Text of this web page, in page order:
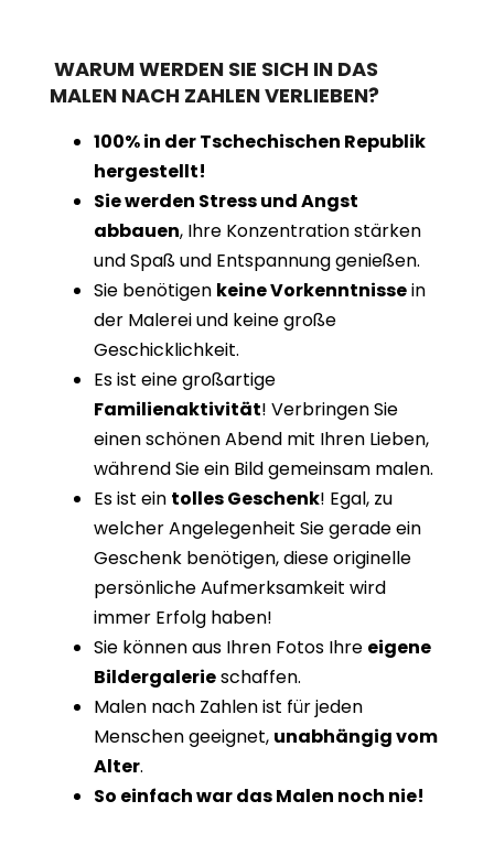
WARUM WERDEN SIE SICH IN DAS
MALEN NACH ZAHLEN VERLIEBEN?
100% in der Tschechischen Republik
hergestellt!
Sie werden Stress und Angst
abbauen, Ihre Konzentration stärken
und Spaß und Entspannung genießen.
Sie benötigen keine Vorkenntnissein
der Malerei und keine große
Geschicklichkeit.
Es ist eine großartige
Familienaktivität! Verbringen Sie
einen schönen Abend mit Ihren Lieben,
während Sie ein Bild gemeinsam malen.
Es ist ein tolles Geschenk! Egal, zu
welcher Angelegenheit Sie gerade ein
Geschenk benötigen, diese originelle
persönliche Aufmerksamkeit wird
immer Erfolg haben!
Sie können aus Ihren Fotos Ihre eigene
Bildergalerieschaffen.
Malen nach Zahlen ist für jeden
Menschen geeignet, unabhängig vom
Alter.
So einfach war das Malen noch nie!